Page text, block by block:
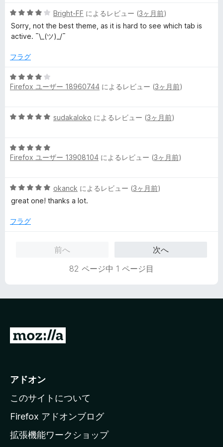
評
価
5
段
階
4
評
価
Bright-FF によるレビュー (3ヶ月前)
Sorry, not the best theme, as it is hard to see which tab is
active. ¯\_(ツ)_/¯
フラグ
5
段
4
価
Firefox ユーザー 18960744 によるレビュー (3ヶ月前)
5
中
5
価
sudakaloko によるレビュー (3ヶ月前)
5
段
5
の
価
Firefox ユーザー 13908104 によるレビュー (3ヶ月前)
5
段
中
okanck によるレビュー (3ヶ月前)
great one! thanks a lot.
フラグ
前へ
次へ
82 ページ中 1 ページ目
M
i
l
a
ホ
アドオン
このサイトについて
Firefox アドオンブログ
拡張機能ワークショップ